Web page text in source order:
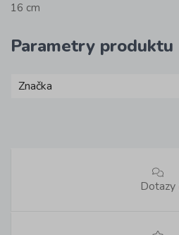
16 cm
Parametry produktu
Značka
Dotazy